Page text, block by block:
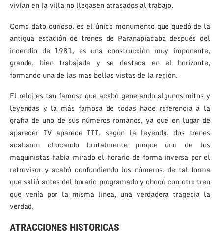
vivían en la villa no llegasen atrasados al trabajo.
Como dato curioso, es el único monumento que quedó de la
antigua estación de trenes de Paranapiacaba después del
incendio de 1981, es una construcción muy imponente,
grande, bien trabajada y se destaca en el horizonte,
formando una de las mas bellas vistas de la región.
El reloj es tan famoso que acabó generando algunos mitos y
leyendas y la más famosa de todas hace referencia a la
grafia de uno de sus números romanos, ya que en lugar de
aparecer IV aparece III, según la leyenda, dos trenes
acabaron chocando brutalmente porque uno de los
maquinistas había mirado el horario de forma inversa por el
retrovisor y acabó confundiendo los números, de tal forma
que salió antes del horario programado y chocó con otro tren
que venía por la misma linea, una verdadera tragedia la
verdad.
ATRACCIONES HISTORICAS